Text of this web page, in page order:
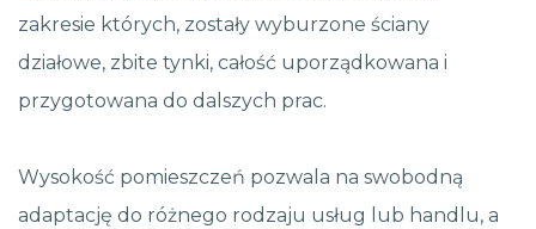
zakresie których, zostały wyburzone ściany
działowe, zbite tynki, całość uporządkowana i
przygotowana do dalszych prac.
Wysokość pomieszczeń pozwala na swobodną
adaptację do różnego rodzaju usług lub handlu, a